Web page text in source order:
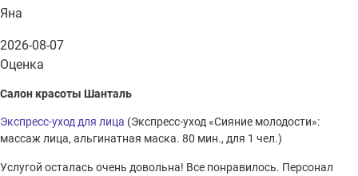
Яна
2026-08-07
Оценка
Салон красоты Шанталь
Экспресс-уход для лица (Экспресс-уход «Сияние молодости»:
массаж лица, альгинатная маска. 80 мин., для 1 чел.)
Услугой осталась очень довольна! Все понравилось. Персонал